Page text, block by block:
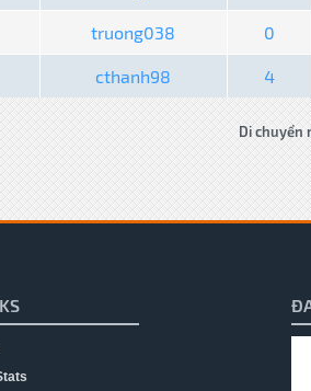
truong038 0
cthanh98 4
Di chuyển